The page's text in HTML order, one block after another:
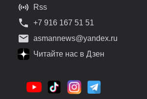
Rss
+7 916 167 51 51
asmannews@yandex.ru
Читайте нас в Дзен